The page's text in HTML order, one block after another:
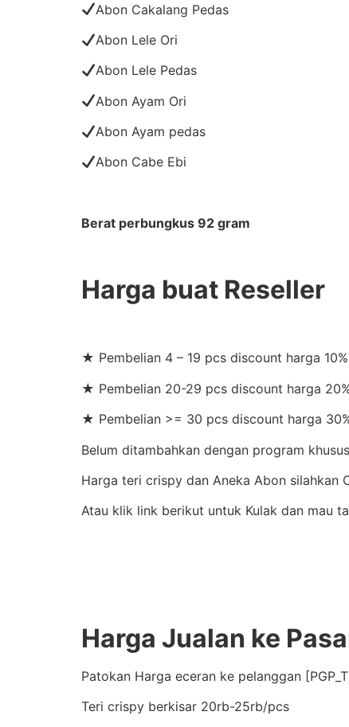
Abon Cakalang Pedas
Abon Lele Ori
Abon Lele Pedas
Abon Ayam Ori
Abon Ayam pedas
Abon Cabe Ebi
Berat perbungkus 92 gram
Harga buat Reseller
★ Pembelian 4 – 19 pcs discount harga
★ Pembelian 20-29 pcs discount harga
★ Pembelian >= 30 pcs discount harga
Belum ditambahkan dengan program
Harga teri crispy dan Aneka Abon
Atau klik link berikut untuk Kulak dan mau
Harga Jualan ke
Patokan Harga eceran ke pelanggan
Teri crispy berkisar 20rb-25rb/pcs